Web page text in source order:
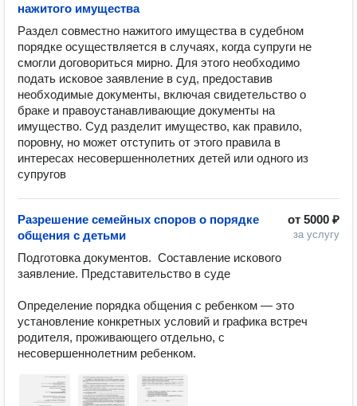
нажитого имущества
Раздел совместно нажитого имущества в судебном
порядке осуществляется в случаях, когда супруги не
смогли договориться мирно. Для этого необходимо
подать исковое заявление в суд, предоставив
необходимые документы, включая свидетельство о
браке и правоустанавливающие документы на
имущество. Суд разделит имущество, как правило,
поровну, но может отступить от этого правила в
интересах несовершеннолетних детей или одного из
от 5000 ₽
за услугу
Разрешение семейных споров о порядке
общения с детьми
Подготовка документов.  Составление искового
заявление. Представительство в суде
Определение порядка общения с ребенком — это
установление конкретных условий и графика встреч
родителя, проживающего отдельно, с
несовершеннолетним ребенком.